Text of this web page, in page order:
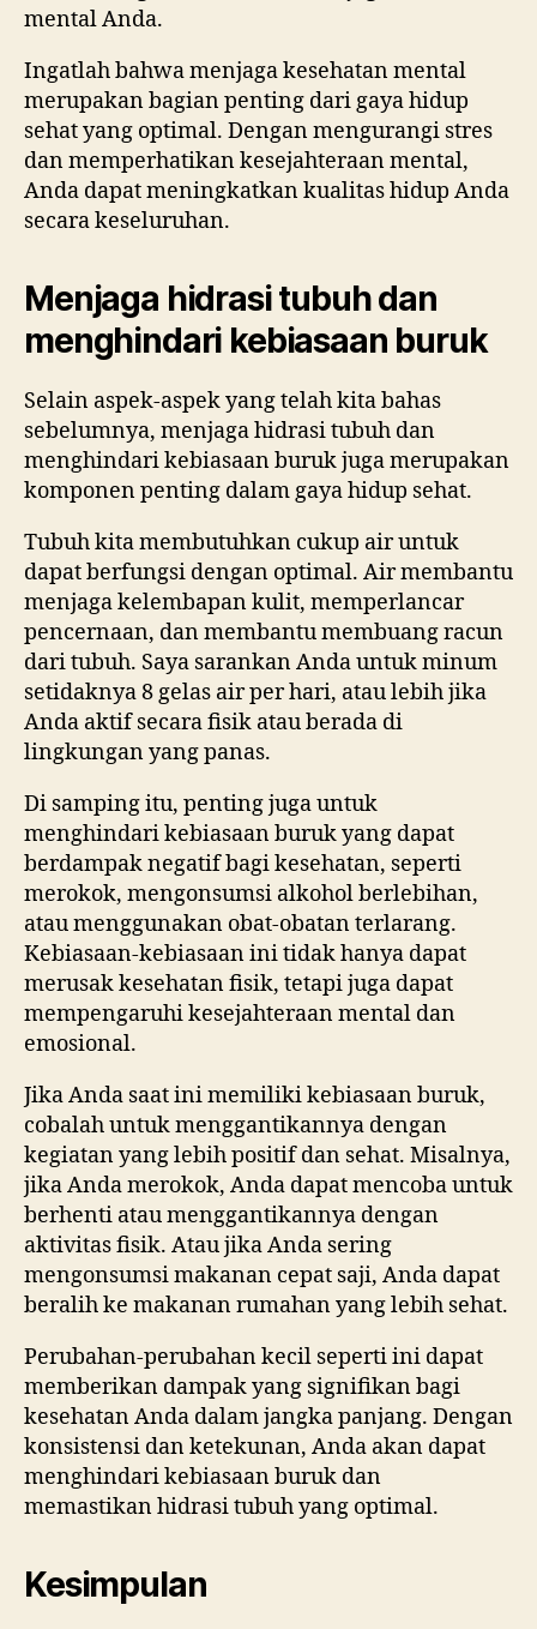
mental Anda.
Ingatlah bahwa menjaga kesehatan mental
merupakan bagian penting dari gaya hidup
sehat yang optimal. Dengan mengurangi stres
dan memperhatikan kesejahteraan mental,
Anda dapat meningkatkan kualitas hidup Anda
secara keseluruhan.
Menjaga hidrasi tubuh dan
menghindari kebiasaan buruk
Selain aspek-aspek yang telah kita bahas
sebelumnya, menjaga hidrasi tubuh dan
menghindari kebiasaan buruk juga merupakan
komponen penting dalam gaya hidup sehat.
Tubuh kita membutuhkan cukup air untuk
dapat berfungsi dengan optimal. Air membantu
menjaga kelembapan kulit, memperlancar
pencernaan, dan membantu membuang racun
dari tubuh. Saya sarankan Anda untuk minum
setidaknya 8 gelas air per hari, atau lebih jika
Anda aktif secara fisik atau berada di
lingkungan yang panas.
Di samping itu, penting juga untuk
menghindari kebiasaan buruk yang dapat
berdampak negatif bagi kesehatan, seperti
merokok, mengonsumsi alkohol berlebihan,
atau menggunakan obat-obatan terlarang.
Kebiasaan-kebiasaan ini tidak hanya dapat
merusak kesehatan fisik, tetapi juga dapat
mempengaruhi kesejahteraan mental dan
emosional.
Jika Anda saat ini memiliki kebiasaan buruk,
cobalah untuk menggantikannya dengan
kegiatan yang lebih positif dan sehat. Misalnya,
jika Anda merokok, Anda dapat mencoba untuk
berhenti atau menggantikannya dengan
aktivitas fisik. Atau jika Anda sering
mengonsumsi makanan cepat saji, Anda dapat
beralih ke makanan rumahan yang lebih sehat.
Perubahan-perubahan kecil seperti ini dapat
memberikan dampak yang signifikan bagi
kesehatan Anda dalam jangka panjang. Dengan
konsistensi dan ketekunan, Anda akan dapat
menghindari kebiasaan buruk dan
memastikan hidrasi tubuh yang optimal.
Kesimpulan